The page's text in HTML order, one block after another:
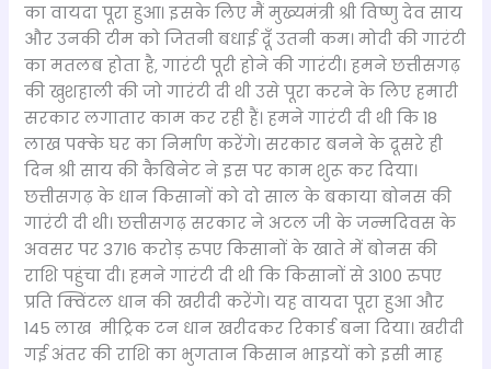
का वायदा पूरा हुआ। इसके लिए मैं मुख्यमंत्री श्री विष्णु देव साय
और उनकी टीम को जितनी बधाई दूँ उतनी कम। मोदी की गारंटी
का मतलब होता है, गारंटी पूरी होने की गारंटी। हमने छत्तीसगढ़
की खुशहाली की जो गारंटी दी थी उसे पूरा करने के लिए हमारी
सरकार लगातार काम कर रही हैं। हमने गारंटी दी थी कि 18
लाख पक्के घर का निर्माण करेंगे। सरकार बनने के दूसरे ही
दिन श्री साय की कैबिनेट ने इस पर काम शुरू कर दिया।
छत्तीसगढ़ के धान किसानों को दो साल के बकाया बोनस की
गारंटी दी थी। छत्तीसगढ़ सरकार ने अटल जी के जन्मदिवस के
अवसर पर 3716 करोड़ रुपए किसानों के खाते में बोनस की
राशि पहुंचा दी। हमने गारंटी दी थी कि किसानों से 3100 रुपए
प्रति क्विंटल धान की खरीदी करेंगे। यह वायदा पूरा हुआ और
145 लाख मीट्रिक टन धान खरीदकर रिकार्ड बना दिया। खरीदी
गई अंतर की राशि का भुगतान किसान भाइयों को इसी माह